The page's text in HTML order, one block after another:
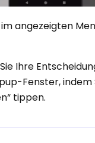
angezeigten
Ihre
Fenster, indem
tippen.